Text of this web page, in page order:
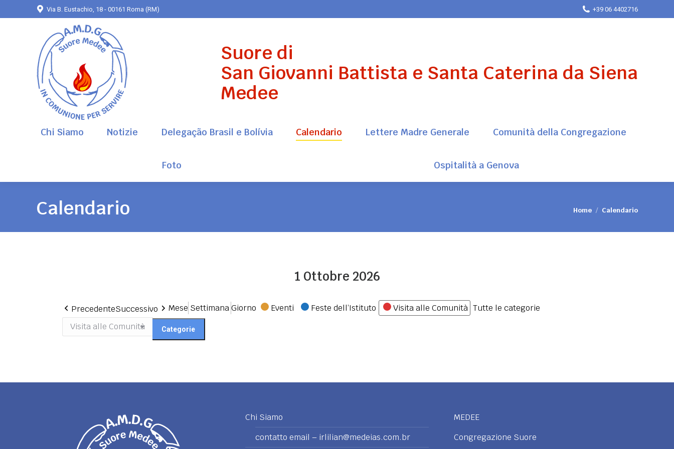
Via B. Eustachio, 18 - 00161 Roma (RM) +39 06 4402716
Suore di
San Giovanni Battista e Santa Caterina da Siena
Medee
Chi Siamo Notizie Delegação Brasil e Bolívia Calendario Lettere Madre Generale Comunità della Congregazione
Foto Ospitalità a Genova
Calendario Tu sei qui:
Home Calendario
1 Ottobre 2026
PrecedenteSuccessivo Mese SettimanaGiorno Categorie
Eventi Feste dell’Istituto Visita alle Comunità Tutte le categorie
Categorie
Chi Siamo
contatto email – irlilian@medeias.com.br
MEDEE
Congregazione Suore
Chi Siamo Notizie Delegação Brasil e Bolívia Calendario Lettere Madre Generale Comunità della Congregazione